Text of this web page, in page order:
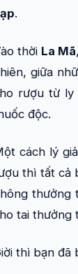
.
thời La Mã
giữa
rượu từ ly
độc.
cách lý
thì tất cả
thưởng
tai thưởng
thì bạn đã